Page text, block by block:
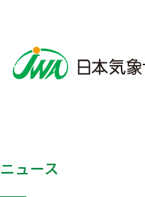
ニュース